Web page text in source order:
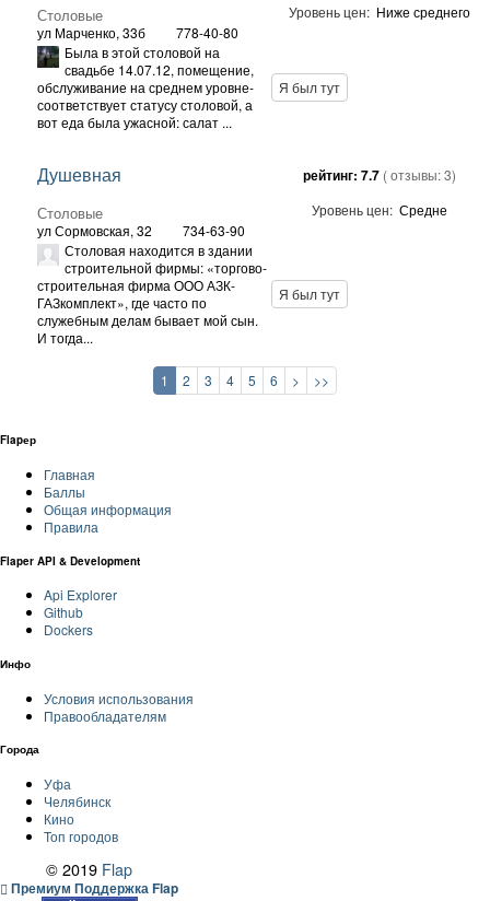
Столовые
ул Марченко, 33б 778-40-80
Уровень цен: Ниже среднего
Была в этой столовой на
свадьбе 14.07.12, помещение,
обслуживание на среднем уровне-
соответствует статусу столовой, а
вот еда была ужасной: салат ...
Я был тут
Душевная
Столовые
ул Сормовская, 32 734-63-90
рейтинг: 7.7 ( отзывы:3)
Уровень цен: Средне
Столовая находится в здании
строительной фирмы: «торгово-
строительная фирма ООО АЗК-
ГАЗкомплект», где часто по
служебным делам бывает мой сын.
И тогда...
Я был тут
1 2 3 4 5 6 > >>
Flapер
Главная
Баллы
Общая информация
Правила
Flaper API & Development
Api Explorer
Github
Dockers
Инфо
Условия использования
Правообладателям
Города
Уфа
Челябинск
Кино
Топ городов
© 2019 Flap
Премиум Поддержка Flap